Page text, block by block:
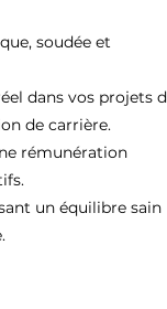
soudée et
dans vos projets
de carrière.
rémunération
un équilibre sain